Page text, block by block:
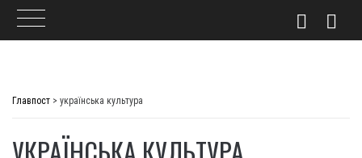
Главпост > українська культура